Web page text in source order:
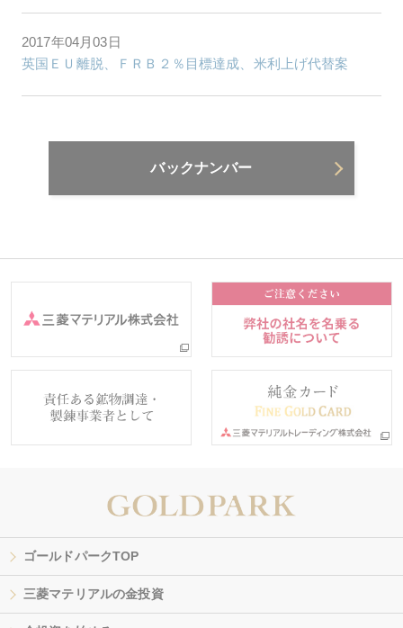
2017年04月03日
英国ＥＵ離脱、ＦＲＢ２％目標達成、米利上げ代替案
バックナンバー
ゴールドパークTOP
三菱マテリアルの金投資